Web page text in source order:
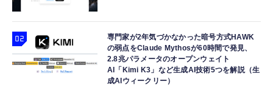
専門家が2年気づかなかった暗号方式HAWK
の弱点をClaude Mythosが60時間で発見、
2.8兆パラメータのオープンウェイト
AI「Kimi K3」など生成AI技術5つを解説（生
成AIウィークリー）